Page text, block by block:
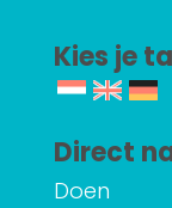
Kies je
Direct
Doen